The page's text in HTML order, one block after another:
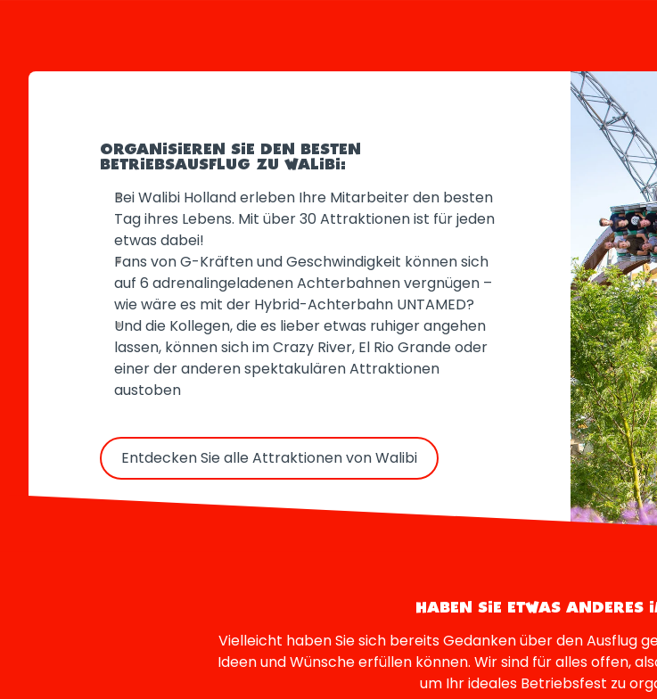
ORGANISIEREN SIE DEN BESTEN
BETRIEBSAUSFLUG ZU WALIBI:
Bei Walibi Holland erleben Ihre Mitarbeiter den besten
Tag ihres Lebens. Mit über 30 Attraktionen ist für jeden
etwas dabei!
Fans von G-Kräften und Geschwindigkeit können sich
auf 6 adrenalingeladenen Achterbahnen vergnügen –
wie wäre es mit der Hybrid-Achterbahn UNTAMED?
Und die Kollegen, die es lieber etwas ruhiger angehen
lassen, können sich im Crazy River, El Rio Grande oder
einer der anderen spektakulären Attraktionen
austoben
Entdecken Sie alle Attraktionen von Walibi
HABEN SIE ETWAS ANDERES
Vielleicht haben Sie sich bereits Gedanken über den Ausflug
Ideen und Wünsche erfüllen können. Wir sind für alles offen,
um Ihr ideales Betriebsfest zu